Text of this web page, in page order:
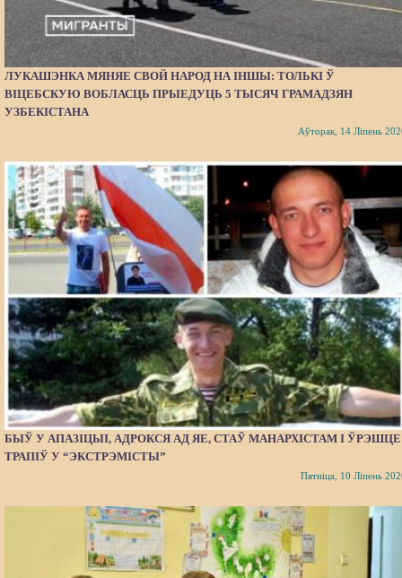
ЛУКАШЭНКА МЯНЯЕ СВОЙ НАРОД НА ІНШЫ: ТОЛЬКІ Ў
ВІЦЕБСКУЮ ВОБЛАСЦЬ ПРЫЕДУЦЬ 5 ТЫСЯЧ ГРАМАДЗЯН
УЗБЕКІСТАНА
Аўторак, 14 Ліпень
БЫЎ У АПАЗІЦЫІ, АДРОКСЯ АД ЯЕ, СТАЎ МАНАРХІСТАМ І ЎРЭШЦЕ
ТРАПІЎ У “ЭКСТРЭМІСТЫ”
Пятніца, 10 Ліпень